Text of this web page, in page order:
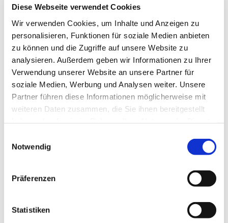
Diese Webseite verwendet Cookies
Wir verwenden Cookies, um Inhalte und Anzeigen zu
personalisieren, Funktionen für soziale Medien anbieten
zu können und die Zugriffe auf unsere Website zu
analysieren. Außerdem geben wir Informationen zu Ihrer
Verwendung unserer Website an unsere Partner für
soziale Medien, Werbung und Analysen weiter. Unsere
Partner führen diese Informationen möglicherweise mit
weiteren Daten zusammen, die Sie ihnen bereitgestellt
Notwendig
Präferenzen
Statistiken
Dies könnte Sie auch
interessieren